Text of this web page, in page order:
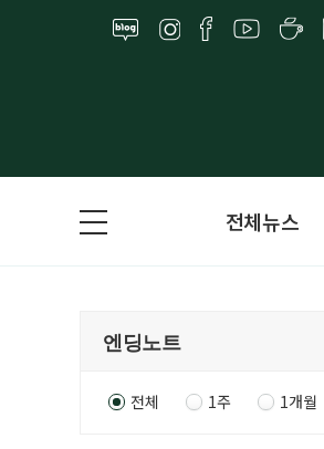
전체뉴스
전체 1주 1개월